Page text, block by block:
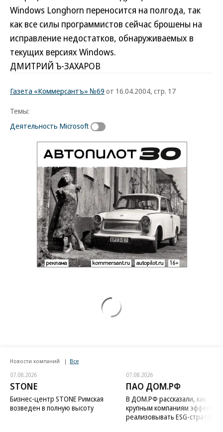
Windows Longhorn переносится на полгода, так
как все силы программистов сейчас брошены на
исправление недостатков, обнаруживаемых в
текущих версиях Windows.
ДМИТРИЙ Ъ-ЗАХАРОВ
Газета «Коммерсантъ» №69 от 16.04.2004, стр. 17
Темы:
Деятельность Microsoft
Новости компаний Все
07.08.2026
STONE
Бизнес-центр STONE Римская
возведен в полную высоту
07.08.2026
ПАО ДОМ.РФ
В ДОМ.РФ рассказали, как
крупным компаниям
реализовывать ESG-стратегию